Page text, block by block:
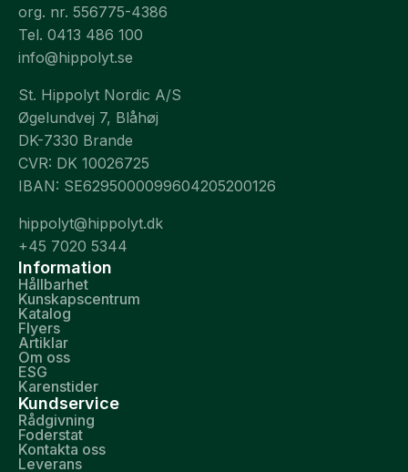
org. nr. 556775-4386
Tel. 0413 486 100
info@hippolyt.se
St. Hippolyt Nordic A/S
Øgelundvej 7, Blåhøj
DK-7330 Brande
CVR: DK 10026725
IBAN: SE6295000099604205200126
hippolyt@hippolyt.dk
+45 7020 5344
Information
Hållbarhet
Kunskapscentrum
Katalog
Flyers
Artiklar
Om oss
ESG
Karenstider
Kundservice
Rådgivning
Foderstat
Kontakta oss
Leverans